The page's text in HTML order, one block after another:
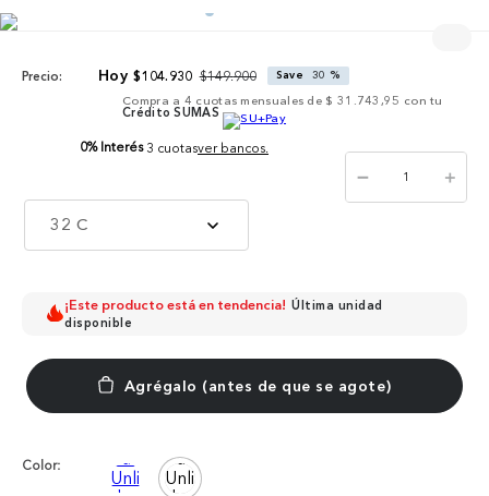
Precio: $104. 930 $149.900 Save 30 %
Compra a 4 cuotas mensuales de $ 31.743,95 con tu
Crédito SUMAS
0% Interés 3 cuotasver bancos.
32 C
＋
－
¡Este producto está en tendencia! Última unidad
disponible
Color: